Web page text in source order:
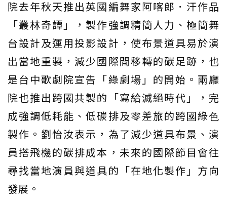
院去年秋天推出英國編舞家阿喀郎．汗作品
「叢林奇譚」，製作強調精簡人力、極簡舞
台設計及運用投影設計，使布景道具易於演
出當地重製，減少國際間移轉的碳足跡，也
是台中歌劇院宣告「綠劇場」的開始。兩廳
院也推出跨國共製的「寫給滅絕時代」，完
成強調低耗能、低碳排及零差旅的跨國綠⾊
製作。劉怡汝表示，為了減少道具布景、演
員搭飛機的碳排成本，未來的國際節目會往
尋找當地演員與道具的「在地化製作」方向
發展。